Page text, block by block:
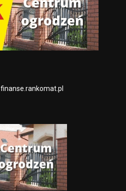
finanse.rankomat.pl